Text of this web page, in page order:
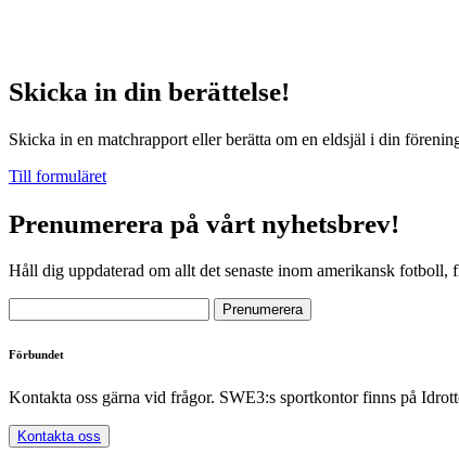
Skicka in din berättelse!
Skicka in en matchrapport eller berätta om en eldsjäl i din
Till formuläret
Prenumerera på vårt nyhetsbrev!
Håll dig uppdaterad om allt det senaste inom amerikansk
Förbundet
Kontakta oss gärna vid frågor. SWE3:s sportkontor finns på
Kontakta oss